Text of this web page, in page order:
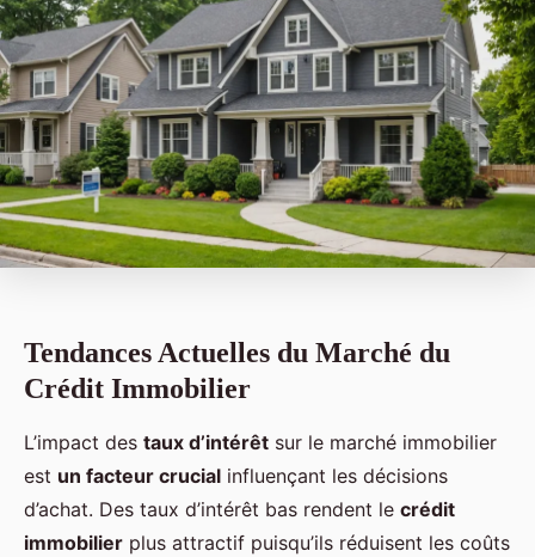
Tendances Actuelles du Marché du
Crédit Immobilier
L’impact des taux d’intérêt sur le marché immobilier
est un facteur crucial influençant les décisions
d’achat. Des taux d’intérêt bas rendent le crédit
immobilier plus attractif puisqu’ils réduisent les coûts